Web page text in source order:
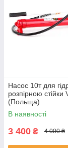
Насос 10т для
розпірною
(Польща)
В наявності
3 400 ₴ 4 000 ₴